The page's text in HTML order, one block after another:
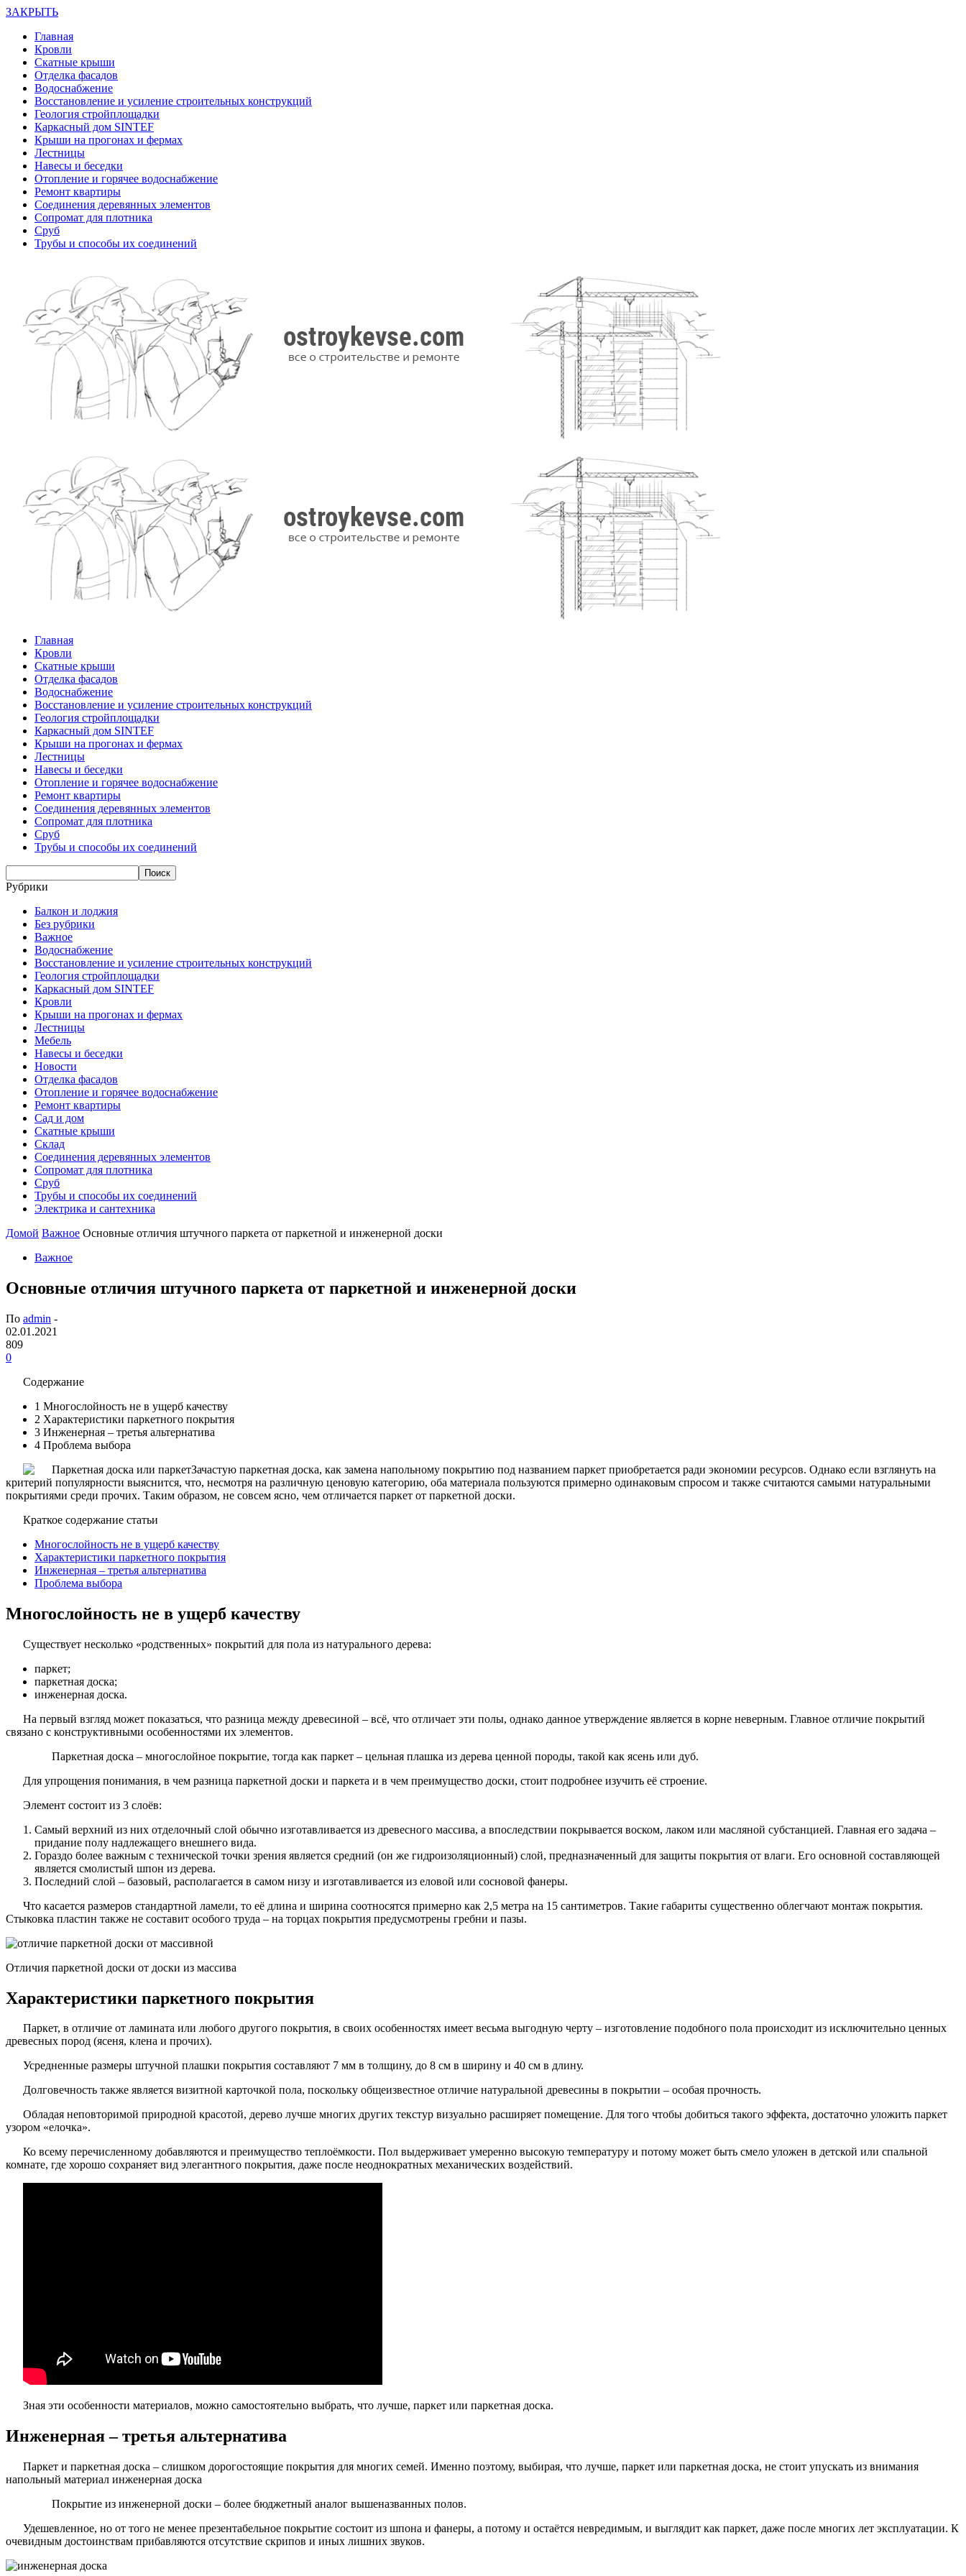
ЗАКРЫТЬ
Главная
Кровли
Скатные крыши
Отделка фасадов
Водоснабжение
Восстановление и усиление строительных конструкций
Геология стройплощадки
Каркасный дом SINTEF
Крыши на прогонах и фермах
Лестницы
Навесы и беседки
Отопление и горячее водоснабжение
Ремонт квартиры
Соединения деревянных элементов
Сопромат для плотника
Сруб
Трубы и способы их соединений
Главная
Кровли
Скатные крыши
Отделка фасадов
Водоснабжение
Восстановление и усиление строительных конструкций
Геология стройплощадки
Каркасный дом SINTEF
Крыши на прогонах и фермах
Лестницы
Навесы и беседки
Отопление и горячее водоснабжение
Ремонт квартиры
Соединения деревянных элементов
Сопромат для плотника
Сруб
Трубы и способы их соединений
Рубрики
Балкон и лоджия
Без рубрики
Важное
Водоснабжение
Восстановление и усиление строительных конструкций
Геология стройплощадки
Каркасный дом SINTEF
Кровли
Крыши на прогонах и фермах
Лестницы
Мебель
Навесы и беседки
Новости
Отделка фасадов
Отопление и горячее водоснабжение
Ремонт квартиры
Сад и дом
Скатные крыши
Склад
Соединения деревянных элементов
Сопромат для плотника
Сруб
Трубы и способы их соединений
Электрика и сантехника
Домой Важное Основные отличия штучного паркета от паркетной и инженерной доски
Важное
Основные отличия штучного паркета от паркетной и инженерной доски
По admin -
02.01.2021
809
0
Содержание
1 Многослойность не в ущерб качеству
2 Характеристики паркетного покрытия
3 Инженерная – третья альтернатива
4 Проблема выбора
Зачастую паркетная доска, как замена напольному покрытию под названием паркет приобретается ради экономии ресурсов. Однако если взглянуть на
критерий популярности выяснится, что, несмотря на различную ценовую категорию, оба материала пользуются примерно одинаковым спросом и также считаются самыми натуральными
покрытиями среди прочих. Таким образом, не совсем ясно, чем отличается паркет от паркетной доски.
Краткое содержание статьи
Многослойность не в ущерб качеству
Характеристики паркетного покрытия
Инженерная – третья альтернатива
Проблема выбора
Многослойность не в ущерб качеству
Существует несколько «родственных» покрытий для пола из натурального дерева:
паркет;
паркетная доска;
инженерная доска.
На первый взгляд может показаться, что разница между древесиной – всё, что отличает эти полы, однако данное утверждение является в корне неверным. Главное отличие покрытий
связано с конструктивными особенностями их элементов.
Паркетная доска – многослойное покрытие, тогда как паркет – цельная плашка из дерева ценной породы, такой как ясень или дуб.
Для упрощения понимания, в чем разница паркетной доски и паркета и в чем преимущество доски, стоит подробнее изучить её строение.
Элемент состоит из 3 слоёв:
Самый верхний из них отделочный слой обычно изготавливается из древесного массива, а впоследствии покрывается воском, лаком или масляной субстанцией. Главная его задача –
придание полу надлежащего внешнего вида.
Гораздо более важным с технической точки зрения является средний (он же гидроизоляционный) слой, предназначенный для защиты покрытия от влаги. Его основной составляющей
является смолистый шпон из дерева.
Последний слой – базовый, располагается в самом низу и изготавливается из еловой или сосновой фанеры.
Что касается размеров стандартной ламели, то её длина и ширина соотносятся примерно как 2,5 метра на 15 сантиметров. Такие габариты существенно облегчают монтаж покрытия.
Стыковка пластин также не составит особого труда – на торцах покрытия предусмотрены гребни и пазы.
Отличия паркетной доски от доски из массива
Характеристики паркетного покрытия
Паркет, в отличие от ламината или любого другого покрытия, в своих особенностях имеет весьма выгодную черту – изготовление подобного пола происходит из исключительно ценных
древесных пород (ясеня, клена и прочих).
Усредненные размеры штучной плашки покрытия составляют 7 мм в толщину, до 8 см в ширину и 40 см в длину.
Долговечность также является визитной карточкой пола, поскольку общеизвестное отличие натуральной древесины в покрытии – особая прочность.
Обладая неповторимой природной красотой, дерево лучше многих других текстур визуально расширяет помещение. Для того чтобы добиться такого эффекта, достаточно уложить паркет
узором «елочка».
Ко всему перечисленному добавляются и преимущество теплоёмкости. Пол выдерживает умеренно высокую температуру и потому может быть смело уложен в детской или спальной
комнате, где хорошо сохраняет вид элегантного покрытия, даже после неоднократных механических воздействий.
Зная эти особенности материалов, можно самостоятельно выбрать, что лучше, паркет или паркетная доска.
Инженерная – третья альтернатива
Паркет и паркетная доска – слишком дорогостоящие покрытия для многих семей. Именно поэтому, выбирая, что лучше, паркет или паркетная доска, не стоит упускать из внимания
напольный материал инженерная доска
Покрытие из инженерной доски – более бюджетный аналог вышеназванных полов.
Удешевленное, но от того не менее презентабельное покрытие состоит из шпона и фанеры, а потому и остаётся невредимым, и выглядит как паркет, даже после многих лет эксплуатации. К
очевидным достоинствам прибавляются отсутствие скрипов и иных лишних звуков.